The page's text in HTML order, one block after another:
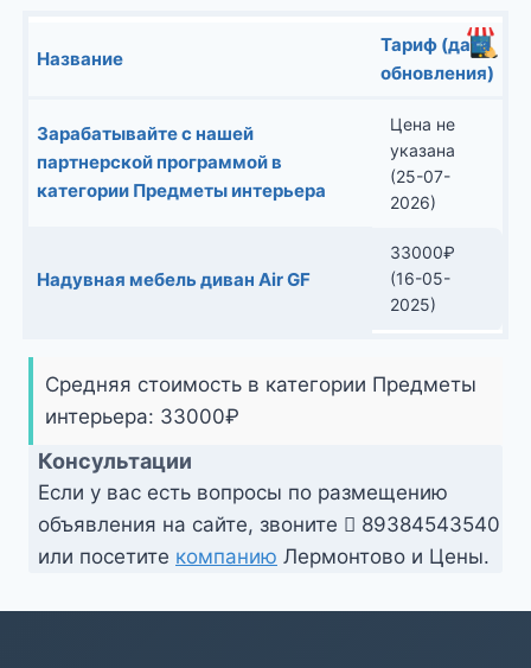
Название
Тариф (дата
обновления)
Зарабатывайте с нашей
партнерской программой в
категории Предметы интерьера
Цена не
указана
(25-07-
2026)
Надувная мебель диван Air GF
33000₽
(16-05-
2025)
Средняя стоимость в категории Предметы
интерьера: 33000₽
Консультации
Если у вас есть вопросы по размещению
объявления на сайте, звоните
89384543540
или посетите компанию Лермонтово и Цены.